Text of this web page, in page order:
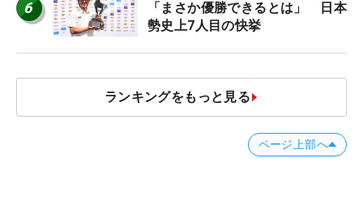
6
「まさか優勝できるとは」 日本
勢史上7人目の快挙
ランキングをもっと見る
ページ上部へ